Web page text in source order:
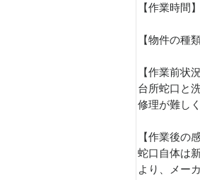
【作業時間
【物件の種
【作業前状況
台所蛇口と
修理が難し
【作業後の
蛇口自体は
より、メー